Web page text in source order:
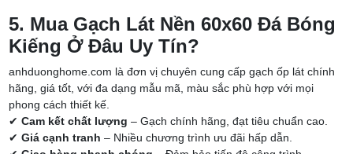
5. Mua Gạch Lát Nền 60x60 Đá Bóng
Kiếng Ở Đâu Uy Tín?
anhduonghome.com là đơn vị chuyên cung cấp gạch ốp lát chính
hãng, giá tốt, với đa dạng mẫu mã, màu sắc phù hợp với mọi
phong cách thiết kế.
✔Cam kết chất lượng – Gạch chính hãng, đạt tiêu chuẩn cao.
✔Giá cạnh tranh – Nhiều chương trình ưu đãi hấp dẫn.